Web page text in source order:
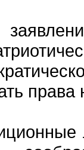
права